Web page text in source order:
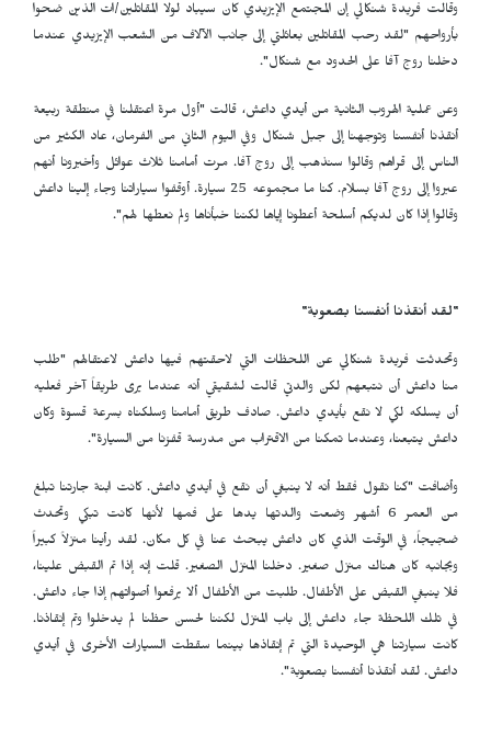
وقالت فريدة شنكالي إن المجتمع الإيزيدي كان سيباد لولا المقاتلين/ات الذين ضحوا
بأرواحهم "لقد رحب المقاتلين بعائلتي إلى جانب الآلاف من الشعب الإيزيدي عندما
دخلنا روج آفا على الحدود مع شنكال".
وعن عملية الهروب الثانية من أيدي داعش، قالت "أول مرة اعتقلنا في منطقة ربيعة
أنقذنا أنفسنا وتوجهنا إلى جبل شنكال وفي اليوم الثاني من الفرمان، عاد الكثير من
الناس إلى قراهم وقالوا سنذهب إلى روج آفا. مرت أمامنا ثلاث عوائل وأخبرونا أنهم
عبروا إلى روج آفا بسلام. كنا ما مجموعه 25 سيارة. أوقفوا سياراتنا وجاء إلينا داعش
وقالوا إذا كان لديكم أسلحة أعطونا إياها لكننا خبأناها ولم نعطها لهم".
"لقد أنقذنا أنفسنا بصعوبة"
وتحدثت فريدة شنكالي عن اللحظات التي لاحقتهم فيها داعش لاعتقالهم "طلب
منا داعش أن نتبعهم لكن والدتي قالت لشقيقي أنه عندما يرى طريقاً آخر فعليه
أن يسلكه لكي لا نقع بأيدي داعش. صادف طريق أمامنا وسلكناه بسرعة قسوة وكان
داعش يتبعنا، وعندما تمكنا من الاقتراب من مدرسة قفزنا من السيارة".
وأضافت "كنا نقول فقط أنه لا ينبغي أن نقع في أيدي داعش. كانت ابنة جارتنا تبلغ
من العمر 6 أشهر وضعت والدتها يدها على فمها لأنها كانت تبكي وتحدث
ضجيجاً، في الوقت الذي كان داعش يبحث عنا في كل مكان. لقد رأينا منزلاً كبيراً
وبجانبه كان هناك منزل صغير. دخلنا المنزل الصغير. قلت إنه إذا تم القبض علينا،
فلا ينبغي القبض على الأطفال. طلبت من الأطفال ألا يرفعوا أصواتهم إذا جاء داعش.
في تلك اللحظة جاء داعش إلى باب المنزل لكننا لحسن حظنا لم يدخلوا وتم إنقاذنا.
كانت سيارتنا هي الوحيدة التي تم إنقاذها بينما سقطت السيارات الأخرى في أيدي
داعش. لقد أنقذنا أنفسنا بصعوبة".